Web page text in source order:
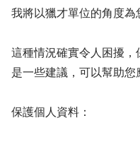
我將以獵才單位的角度為
這種情況確實令人困擾
是一些建議，可以幫助您
保護個人資料：